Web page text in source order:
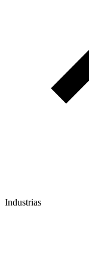
Industrias